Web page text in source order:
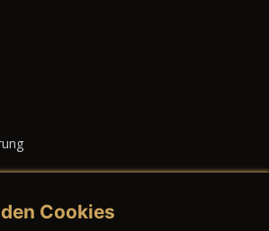
Cookies